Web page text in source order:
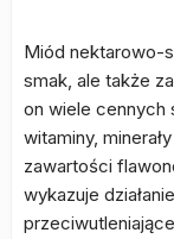
Miód nektarowo-
smak, ale także
on wiele cennych
witaminy,
zawartości
wykazuje